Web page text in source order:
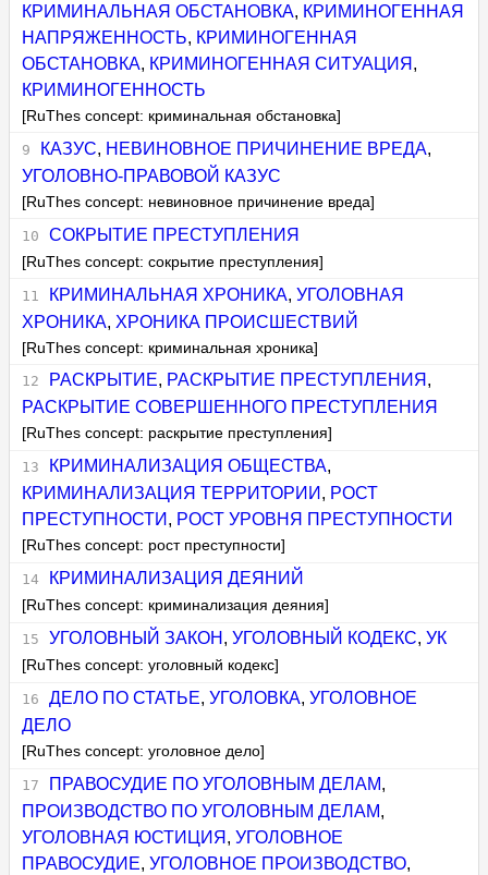
КРИМИНАЛЬНАЯ ОБСТАНОВКА, КРИМИНОГЕННАЯ
НАПРЯЖЕННОСТЬ, КРИМИНОГЕННАЯ
ОБСТАНОВКА, КРИМИНОГЕННАЯ СИТУАЦИЯ ,
КРИМИНОГЕННОСТЬ
[RuThes concept: криминальная обстановка]
КАЗУС, НЕВИНОВНОЕ ПРИЧИНЕНИЕ ВРЕДА,
УГОЛОВНО-ПРАВОВОЙ КАЗУС
[RuThes concept: невиновное причинение вреда]
СОКРЫТИЕ ПРЕСТУПЛЕНИЯ
[RuThes concept: сокрытие преступления]
КРИМИНАЛЬНАЯ ХРОНИКА, УГОЛОВНАЯ
ХРОНИКА, ХРОНИКА ПРОИСШЕСТВИЙ
[RuThes concept: криминальная хроника]
РАСКРЫТИЕ, РАСКРЫТИЕ ПРЕСТУПЛЕНИЯ ,
РАСКРЫТИЕ СОВЕРШЕННОГО ПРЕСТУПЛЕНИЯ
[RuThes concept: раскрытие преступления]
КРИМИНАЛИЗАЦИЯ ОБЩЕСТВА,
КРИМИНАЛИЗАЦИЯ ТЕРРИТОРИИ , РОСТ
ПРЕСТУПНОСТИ , РОСТ УРОВНЯ ПРЕСТУПНОСТИ
[RuThes concept: рост преступности]
КРИМИНАЛИЗАЦИЯ ДЕЯНИЙ
[RuThes concept: криминализация деяния]
УГОЛОВНЫЙ ЗАКОН , УГОЛОВНЫЙ КОДЕКС, УК
[RuThes concept: уголовный кодекс]
ДЕЛО ПО СТАТЬЕ, УГОЛОВКА, УГОЛОВНОЕ
ДЕЛО
[RuThes concept: уголовное дело]
ПРАВОСУДИЕ ПО УГОЛОВНЫМ ДЕЛАМ,
ПРОИЗВОДСТВО ПО УГОЛОВНЫМ ДЕЛАМ,
УГОЛОВНАЯ ЮСТИЦИЯ ,УГОЛОВНОЕ
ПРАВОСУДИЕ,УГОЛОВНОЕ ПРОИЗВОДСТВО,